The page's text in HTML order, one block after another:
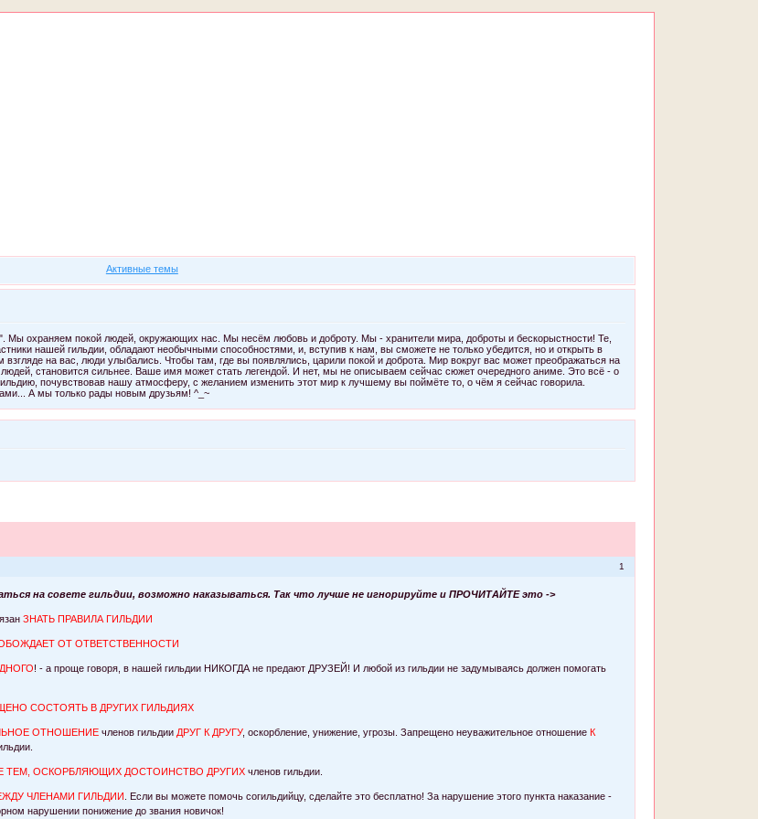
Активные темы
Мы охраняем покой людей, окружающих нас. Мы несём любовь и доброту. Мы - хранители мира, доброты и бескорыстности! Те,
нашей гильдии, обладают необычными способностями, и, вступив к нам, вы сможете не только убедится, но и открыть в
на вас, люди улыбались. Чтобы там, где вы появлялись, царили покой и доброта. Мир вокруг вас может преображаться на
становится сильнее. Ваше имя может стать легендой. И нет, мы не описываем сейчас сюжет очередного аниме. Это всё - о
почувствовав нашу атмосферу, с желанием изменить этот мир к лучшему вы поймёте то, о чём я сейчас говорила.
А мы только рады новым друзьям! ^_~
1
на совете гильдии, возможно наказываться. Так что лучше не игнорируйте и ПРОЧИТАЙТЕ это ->
ЗНАТЬ ПРАВИЛА ГИЛЬДИИ
ОТ ОТВЕТСТВЕННОСТИ
! - а проще говоря, в нашей гильдии НИКОГДА не предают ДРУЗЕЙ! И любой из гильдии не задумываясь должен помогать
СОСТОЯТЬ В ДРУГИХ ГИЛЬДИЯХ
ОТНОШЕНИЕ членов гильдии ДРУГ К ДРУГУ, оскорбление, унижение, угрозы. Запрещено неуважительное отношениеК
ТЕМ, ОСКОРБЛЯЮЩИХ ДОСТОИНСТВО ДРУГИХ членов гильдии.
ЧЛЕНАМИ ГИЛЬДИИ
. Если вы можете помочь согильдийцу, сделайте это бесплатно! За нарушение этого пункта наказание -
нарушении понижение до звания новичок!